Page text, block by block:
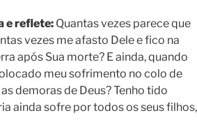
e reflete: Quantas vezes parece que
vezes me afasto Dele e fico na
após Sua morte? E ainda, quando
meu sofrimento no colo de
demoras de Deus? Tenho tido
ainda sofre por todos os seus filhos,